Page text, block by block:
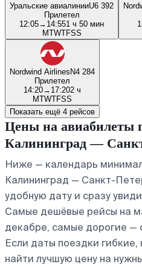
Уральские авиалинииU6 392
Прилетел
12:05→ 14:551 ч 50 мин
MTWTFSS
Nordwind AirlinesN4 284
Прилетел
14:20→ 17:202 ч
MTWTFSS
Показать ещё 4 рейсов
Цены на авиабилеты
Калининград —
Ниже — календарь
Калининград — Санкт-
удобную дату и сразу
Самые дешёвые рейсы на
декабре, самые дорогие —
Если даты поездки
найти лучшую цену на